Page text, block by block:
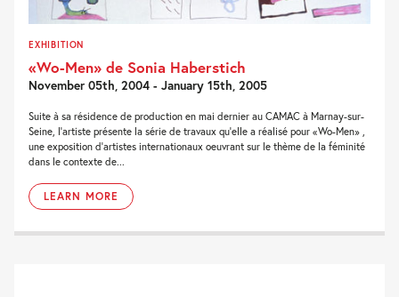
EXHIBITION
«Wo-Men» de Sonia Haberstich
November 05th, 2004 - January 15th, 2005
Suite à sa résidence de production en mai dernier au CAMAC à Marnay-sur-
Seine, l'artiste présente la série de travaux qu'elle a réalisé pour «Wo-Men» ,
une exposition d'artistes internationaux oeuvrant sur le thème de la féminité
dans le contexte de...
LEARN MORE